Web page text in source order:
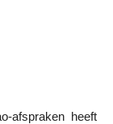
afspraken heeft